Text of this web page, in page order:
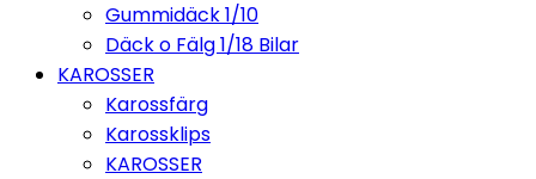
Gummidäck 1/10
Däck o Fälg 1/18 Bilar
KAROSSER
Karossfärg
Karossklips
KAROSSER